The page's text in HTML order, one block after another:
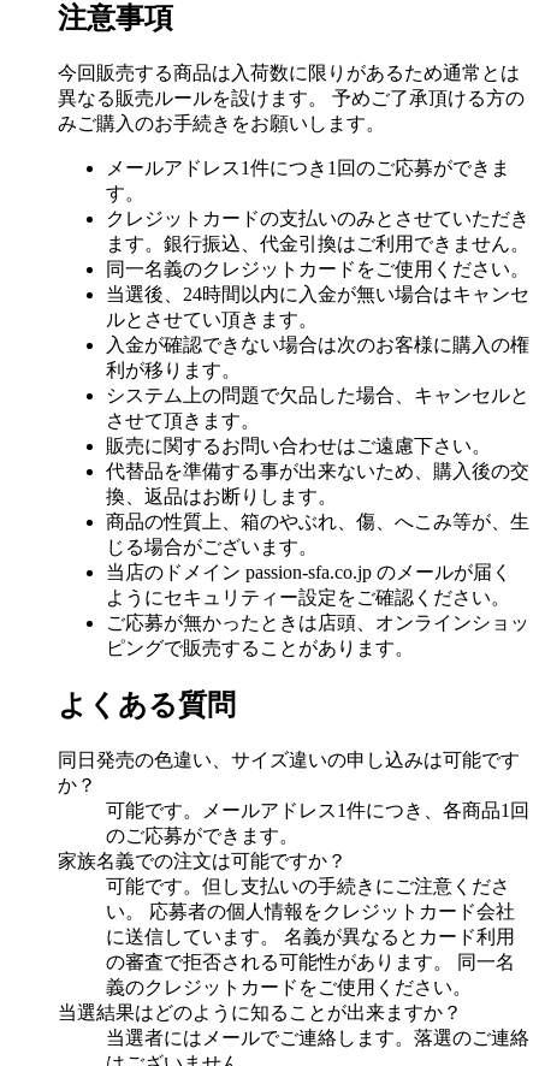
注意事項
今回販売する商品は入荷数に限りがあるため通常とは
異なる販売ルールを設けます。 予めご了承頂ける方の
みご購入のお手続きをお願いします。
メールアドレス1件につき1回のご応募ができま
す。
クレジットカードの支払いのみとさせていただき
ます。銀行振込、代金引換はご利用できません。
同一名義のクレジットカードをご使用ください。
当選後、24時間以内に入金が無い場合はキャンセ
ルとさせてい頂きます。
入金が確認できない場合は次のお客様に購入の権
利が移ります。
システム上の問題で欠品した場合、キャンセルと
させて頂きます。
販売に関するお問い合わせはご遠慮下さい。
代替品を準備する事が出来ないため、購入後の交
換、返品はお断りします。
商品の性質上、箱のやぶれ、傷、へこみ等が、生
じる場合がございます。
当店のドメイン passion-sfa.co.jp のメールが届く
ようにセキュリティー設定をご確認ください。
ご応募が無かったときは店頭、オンラインショッ
ピングで販売することがあります。
よくある質問
同日発売の色違い、サイズ違いの申し込みは可能です
か？
可能です。メールアドレス1件につき、各商品1回
のご応募ができます。
家族名義での注文は可能ですか？
可能です。但し支払いの手続きにご注意くださ
い。 応募者の個人情報をクレジットカード会社
に送信しています。 名義が異なるとカード利用
の審査で拒否される可能性があります。 同一名
義のクレジットカードをご使用ください。
当選結果はどのように知ることが出来ますか？
当選者にはメールでご連絡します。落選のご連絡